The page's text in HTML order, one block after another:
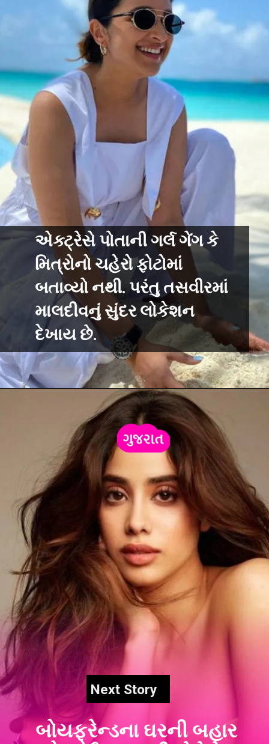
એક્ટ્રેસે પોતાની ગર્લ ગેંગ કે
મિત્રોનો ચહેરો ફોટોમાં
બતાવ્યો નથી. પરંતુ તસવીરમાં
માલદીવનું સુંદર લોકેશન
દેખાય છે.
બોયફ્રેન્ડના ઘરની બહાર
Next Story